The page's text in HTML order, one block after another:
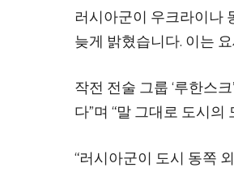
러시아군이 우크라이나
늦게 밝혔습니다. 이는
작전 전술 그룹 ‘루한스
다”며 “말 그대로 도시
“러시아군이 도시 동쪽